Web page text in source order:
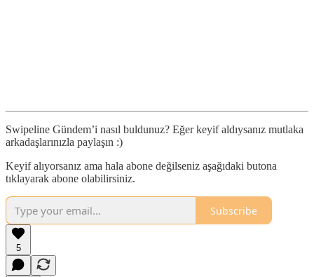
Swipeline Gündem’i nasıl buldunuz? Eğer keyif aldıysanız mutlaka
arkadaşlarınızla paylaşın :)
Keyif alıyorsanız ama hala abone değilseniz aşağıdaki butona
tıklayarak abone olabilirsiniz.
Subscribe
5